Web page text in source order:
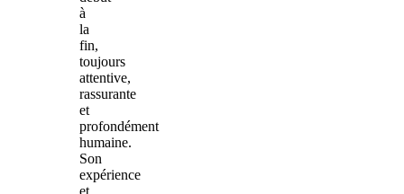
à
la
fin,
toujours
attentive,
rassurante
et
profondément
humaine.
Son
expérience
et